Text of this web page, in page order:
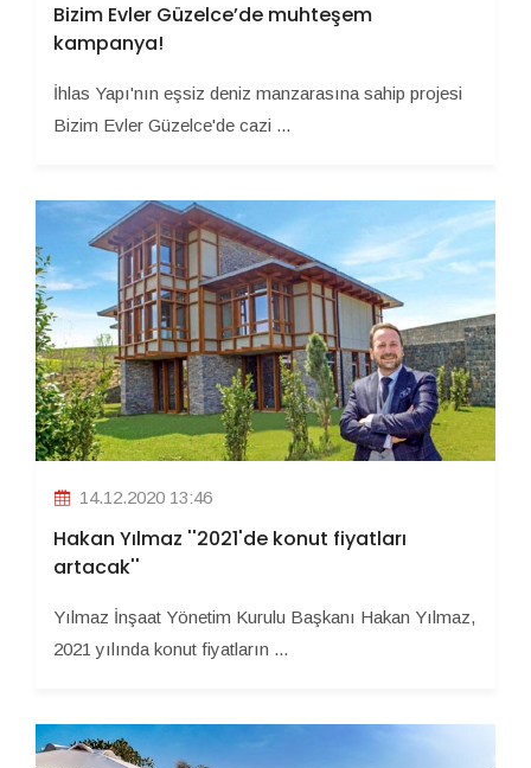
Bizim Evler Güzelce’de muhteşem
kampanya!
İhlas Yapı'nın eşsiz deniz manzarasına sahip projesi
Bizim Evler Güzelce'de cazi ...
14.12.2020 13:46
Hakan Yılmaz ''2021'de konut fiyatları
artacak''
Yılmaz İnşaat Yönetim Kurulu Başkanı Hakan Yılmaz,
2021 yılında konut fiyatların ...